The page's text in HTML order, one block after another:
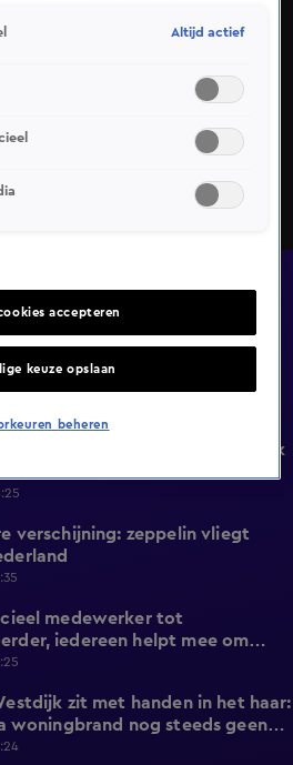
Veel verenigingen op
staan onder enorme
door stijgende kosten en
te gaan. Meer dan de helft van
naar 31 graden, later deze week
verschijning: zeppelin vliegt
medewerker tot
iedereen helpt mee om
te voorkomen
zit met handen in het haar:
woningbrand nog steeds geen
Altijd actief
accepteren
keuze opslaan
beheren